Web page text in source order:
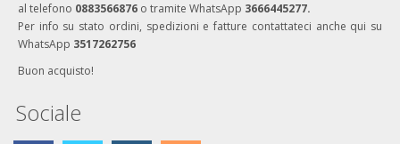
al telefono 0883566876 o tramite WhatsApp 3666445277.
Per info su stato ordini, spedizioni e fatture contattateci anche qui su
WhatsApp 3517262756
Buon acquisto!
Sociale